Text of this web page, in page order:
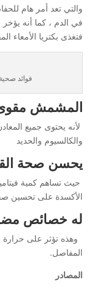
والتي تعد أمر هام
في الدم ، كما أنه
فتغذى بكتريا الأمعاء
فوائد
المشمش
لأنه يحتوى جميع
والكالسيوم والحديد
يحسن صحة
حيث تساهم كمية
الأكسدة على تحسين
له خصائص
وهذه تؤثر على حرارة
المفاصل.
المصادر